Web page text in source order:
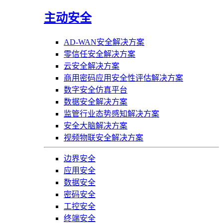
主动安全
AD-WAN安全解决方案
零信任安全解决方案
云安全解决方案
商用密码应用安全性评估解决方案
数字安全仿真平台
数据安全解决方案
监管行业态势感知解决方案
安全大脑解决方案
视频物联安全解决方案
边界安全
应用安全
数据安全
密码安全
工控安全
终端安全